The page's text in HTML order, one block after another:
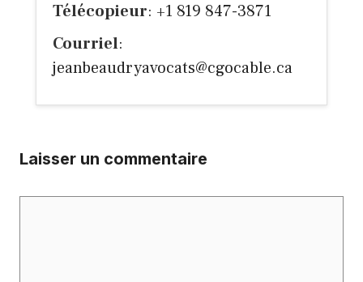
Télécopieur: +1 819 847-3871
Courriel:
jeanbeaudryavocats@cgocable.ca
Laisser un commentaire